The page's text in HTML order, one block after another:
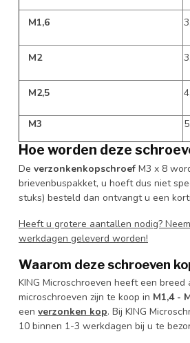
M1,6
M2
M2,5
M3
Hoe worden deze
De verzonkenkopschroef M3 x 8
brievenbuspakket, u hoeft dus niet
stuks) besteld dan ontvangt u een
Heeft u grotere aantallen nodig?
werkdagen geleverd worden!
Waarom deze schroeven
KING Microschroeven heeft een
microschroeven zijn te koop in M1,4 -
een verzonken kop. Bij KING
10 binnen 1-3 werkdagen bij u te